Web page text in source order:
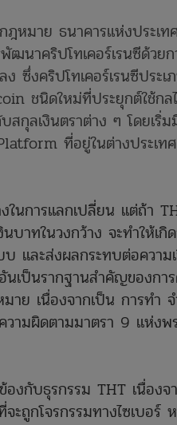
หมาย ธนาคารแห่งประเท
นาคริปโทเคอร์เรนซีด้วย
งคริปโทเคอร์เรนซีประเ
ชนิดใหม่ที่ประยุกต์ใช้กล
ลเงินตราต่าง ๆ โดยเริ่ม
ที่อยู่ในต่างประเทศ
ในการแลกเปลี่ยน แต่ถ้า
ทในวงกว้าง จะทำให้เกิด
และส่งผลกระทบต่อความเ
เป็นรากฐานสำคัญของการ
ย เนื่องจากเป็น การทำ จ
ามผิดตามมาตรา 9 แห่งพ
องกับธุรกรรม THT เนื่องจ
กโจรกรรมทางไซเบอร์ ห